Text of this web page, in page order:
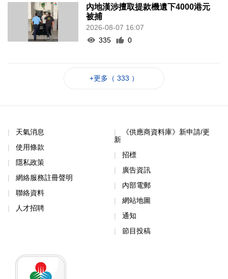
內地漢涉擅取提款機遺下4000港元
被捕
2026-08-07 16:07
335
0
+更多（ 333 ）
天氣消息
使用條款
隱私政策
網絡服務註冊聲明
聯絡資料
人才招聘
《供應商資料庫》新申請/更
新
招標
廣告資訊
內部電郵
網站地圖
通知
節目投稿